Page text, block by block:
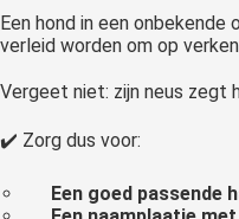
Een hond in een onbekende
verleid worden om op
Vergeet niet: zijn neus zegt
✔️ Zorg dus voor:
Een goed passende